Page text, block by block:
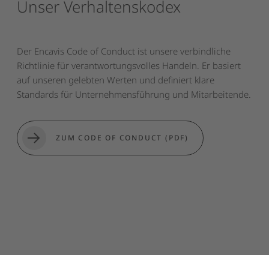
UnserVerhaltenskodex
Der Encavis Code of Conduct ist unsere verbindliche
Richtlinie für verantwortungsvolles Handeln. Er basiert
auf unseren gelebten Werten und definiert klare
Standards für Unternehmensführung und Mitarbeitende.
ZUM CODE OF CONDUCT (PDF)